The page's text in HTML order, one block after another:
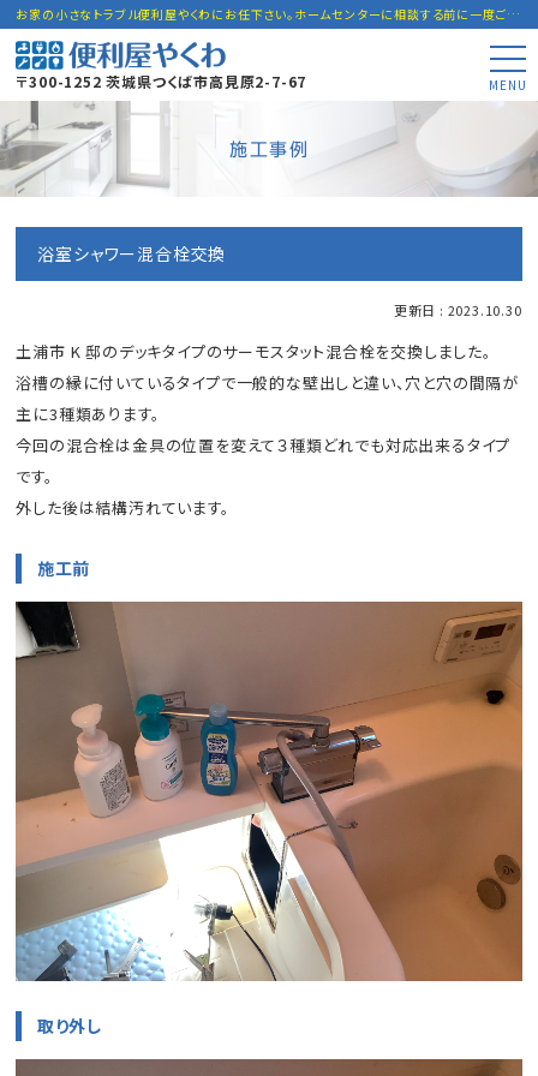
お家の小さなトラブル便利屋やくわにお任下さい。ホームセンターに相談する前に一度ご連絡下さい。
〒300-1252 茨城県つくば市高見原2-7-67 MENU
施工事例
浴室シャワー混合栓交換
更新日 : 2023.10.30
土浦市 K 邸のデッキタイプのサーモスタット混合栓を交換しました。
浴槽の縁に付いているタイプで一般的な壁出しと違い、穴と穴の間隔が
主に3種類あります。
今回の混合栓は金具の位置を変えて３種類どれでも対応出来るタイプ
です。
外した後は結構汚れています。
施工前
取り外し